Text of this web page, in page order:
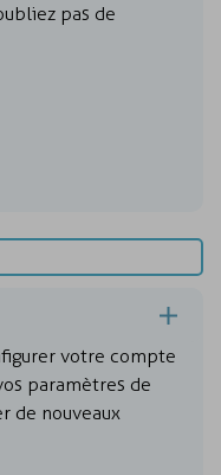
pas de
votre compte
paramètres de
de nouveaux